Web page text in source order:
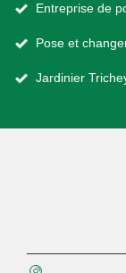
Entreprise de
Pose et
Jardinier